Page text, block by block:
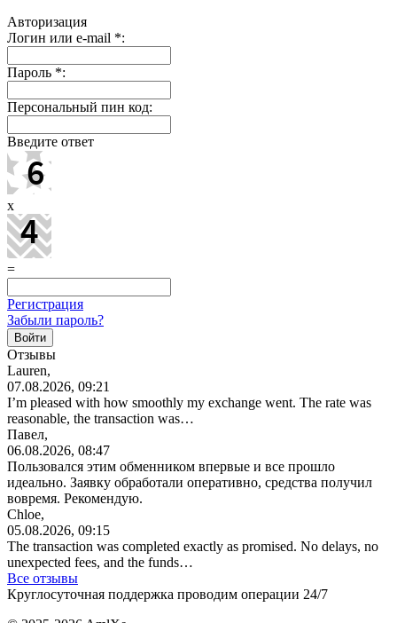
Авторизация
Логин или e-mail *:
Пароль *:
Персональный пин код:
Введите ответ
x
=
Регистрация
Забыли пароль?
Отзывы
Lauren,
07.08.2026, 09:21
I’m pleased with how smoothly my exchange went. The rate was
reasonable, the transaction was…
Павел,
06.08.2026, 08:47
Пользовался этим обменником впервые и все прошло
идеально. Заявку обработали оперативно, средства получил
вовремя. Рекомендую.
Chloe,
05.08.2026, 09:15
The transaction was completed exactly as promised. No delays, no
unexpected fees, and the funds…
Все отзывы
Круглосуточная поддержка проводим операции 24/7